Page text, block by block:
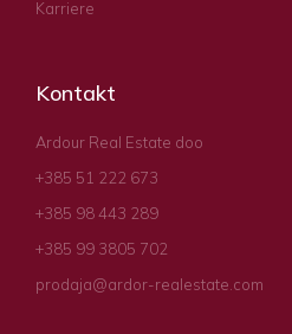
Karriere
Kontakt
Ardour Real Estate doo
+385 51 222 673
+385 98 443 289
+385 99 3805 702
prodaja@ardor-realestate.com